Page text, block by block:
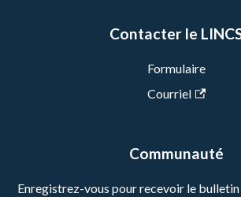
Contacter le
Formulaire
Courriel
Communauté
Enregistrez-vous pour recevoir le